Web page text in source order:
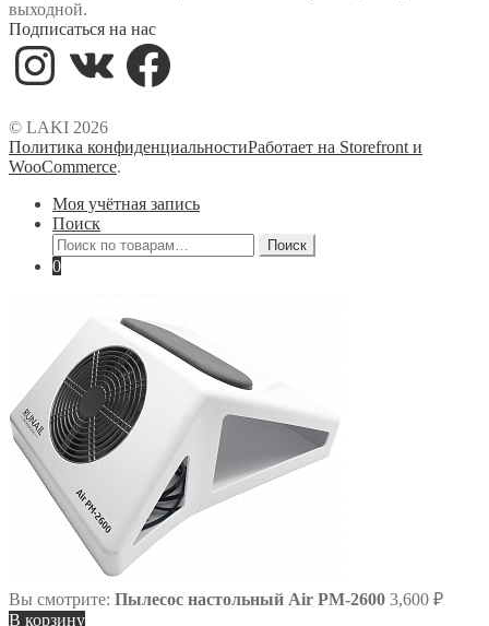
выходной.
Подписаться на нас
Instagram
Facebook
© LAKI 2026
Политика конфиденциальностиРаботает на Storefront и
WooCommerce.
Моя учётная запись
Поиск
Искать:
Поиск
0
Вы смотрите: Пылесос настольный Air PM-2600 3,600 ₽
В корзину